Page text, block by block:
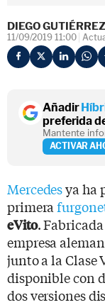
DIEGO GUTIÉRREZ
11/09/2019 11:00
Añadir
preferida
Mantente
ACTIVAR
Mercedesya ha
primera
eVito.
empresa
junto a la Clase
disponible con
dos versiones